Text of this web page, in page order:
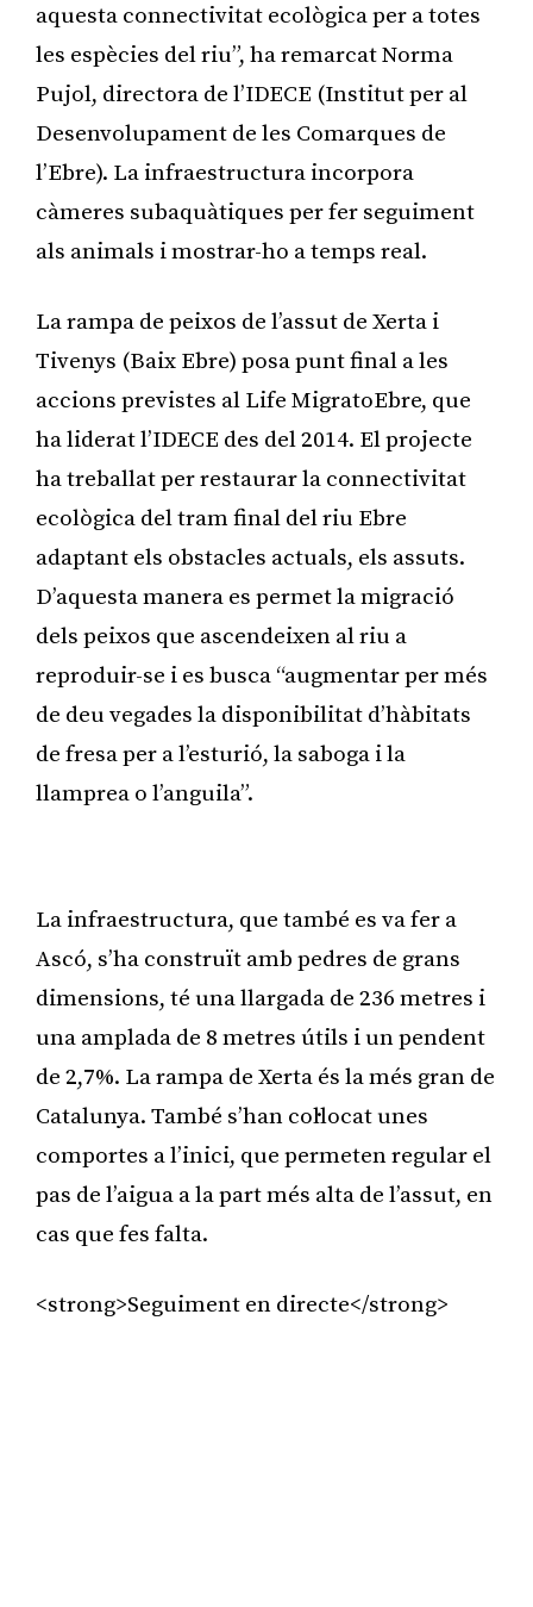
aquesta connectivitat ecològica per a totes
les espècies del riu”, ha remarcat Norma
Pujol, directora de l’IDECE (Institut per al
Desenvolupament de les Comarques de
l’Ebre). La infraestructura incorpora
càmeres subaquàtiques per fer seguiment
als animals i mostrar-ho a temps real.
La rampa de peixos de l’assut de Xerta i
Tivenys (Baix Ebre) posa punt final a les
accions previstes al Life MigratoEbre, que
ha liderat l’IDECE des del 2014. El projecte
ha treballat per restaurar la connectivitat
ecològica del tram final del riu Ebre
adaptant els obstacles actuals, els assuts.
D’aquesta manera es permet la migració
dels peixos que ascendeixen al riu a
reproduir-se i es busca “augmentar per més
de deu vegades la disponibilitat d’hàbitats
de fresa per a l’esturió, la saboga i la
llamprea o l’anguila”.
La infraestructura, que també es va fer a
Ascó, s’ha construït amb pedres de grans
dimensions, té una llargada de 236 metres i
una amplada de 8 metres útils i un pendent
de 2,7%. La rampa de Xerta és la més gran de
Catalunya. També s’han col·locat unes
comportes a l’inici, que permeten regular el
pas de l’aigua a la part més alta de l’assut, en
cas que fes falta.
<strong>Seguiment en directe</strong>